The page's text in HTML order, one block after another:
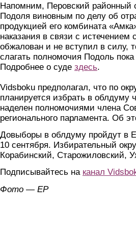
Напомним, Перовский районный
Подоля виновным по делу об
продукцией его комбината
наказания в связи с истечением
обжалован и не вступил в силу,
слагать полномочия Подоль
Подробнее о суде здесь.
Vidsboku предполагал, что по
планируется избрать в облдуму
наделен полномочиями члена
регионального парламента. Об
Довыборы в облдуму пройдут в
10 сентября. Избирательный
Корабинский, Старожиловский,
Подписывайтесь на канал
Фото — ЕР